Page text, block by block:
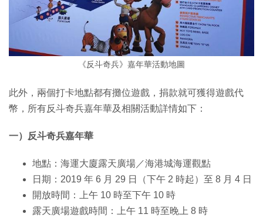
《反斗奇兵》嘉年華活動地圖
此外，兩個打卡地點都有攤位遊戲，捐款就可獲得遊戲代
幣，所有反斗奇兵嘉年華及相關活動詳情如下：
一）反斗奇兵嘉年華
地點：海運大廈露天廣場／海港城海運觀點
日期：2019 年 6 月 29 日（下午 2 時起）至 8 月 4 日
開放時間：上午 10 時至下午 10 時
露天廣場遊戲時間：上午 11 時至晚上 8 時